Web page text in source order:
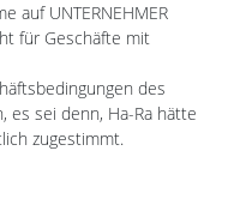
auf UNTERNEHMER
für Geschäfte mit
des
es sei denn, Ha-Ra hätte
zugestimmt.